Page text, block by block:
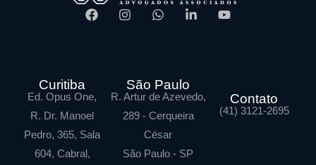
Curitiba
Ed. Opus One,
R. Dr. Manoel
Pedro, 365, Sala
604, Cabral,
São Paulo
R. Artur de Azevedo,
289 - Cerqueira
César
São Paulo - SP
Contato
(41) 3121-2695